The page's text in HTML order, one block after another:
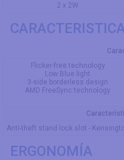
2 x 2W
Flicker-free technology
Low Blue light
3-side borderless design
AMD FreeSync technology
Anti-theft stand lock slot -
ERGONOMÍA